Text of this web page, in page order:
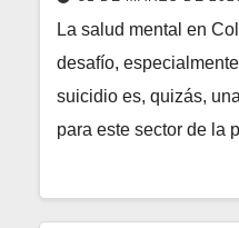
La salud mental en
desafío,
suicidio es, quizás,
para este sector de la